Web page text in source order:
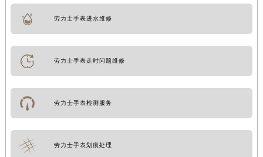
劳力士手表进水维修
劳力士手表走时问题维修
劳力士手表检测服务
劳力士手表划痕处理